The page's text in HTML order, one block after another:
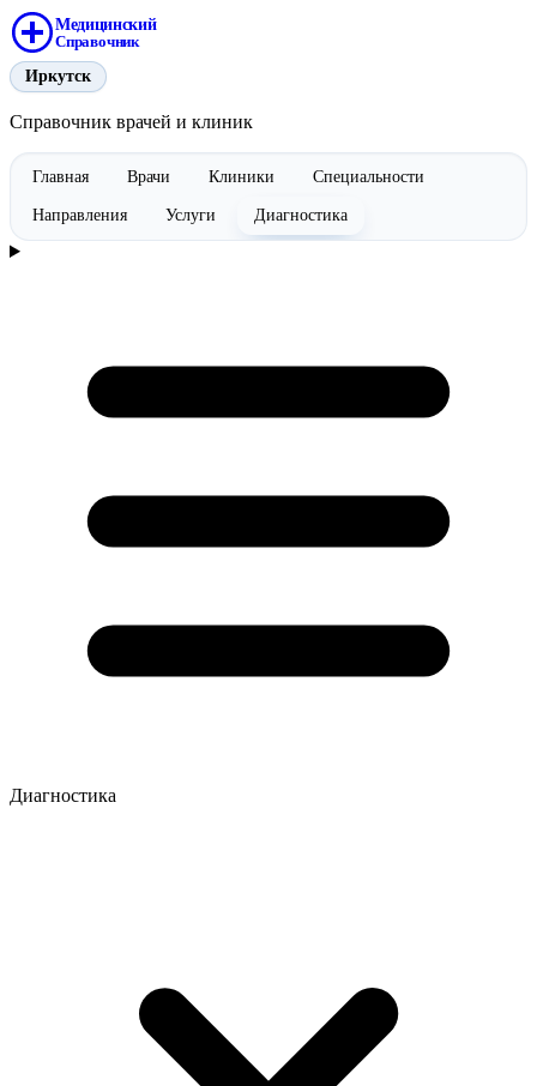
Медицинский
Справочник
Иркутск
Справочник врачей и клиник
Главная Врачи Клиники Специальности
Направления Услуги Диагностика
Диагностика